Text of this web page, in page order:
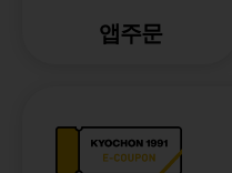
앱주문